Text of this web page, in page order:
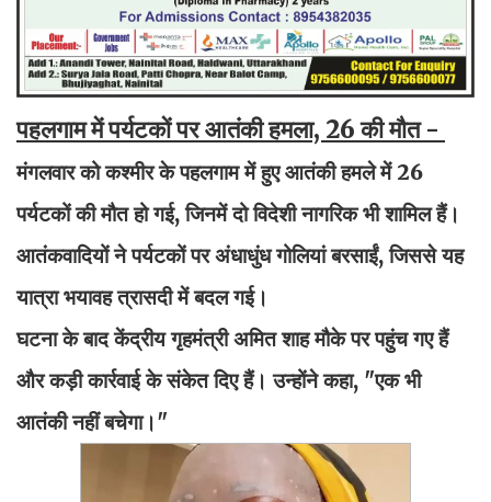
पहलगाम में पर्यटकों पर आतंकी हमला, 26 की मौत -
मंगलवार को कश्मीर के पहलगाम में हुए आतंकी हमले में 26
पर्यटकों की मौत हो गई, जिनमें दो विदेशी नागरिक भी शामिल हैं।
आतंकवादियों ने पर्यटकों पर अंधाधुंध गोलियां बरसाईं, जिससे यह
यात्रा भयावह त्रासदी में बदल गई।
घटना के बाद केंद्रीय गृहमंत्री अमित शाह मौके पर पहुंच गए हैं
और कड़ी कार्रवाई के संकेत दिए हैं। उन्होंने कहा, "एक भी
आतंकी नहीं बचेगा।"